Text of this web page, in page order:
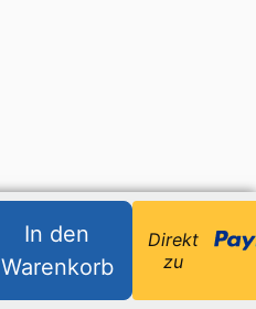
In den
Warenkorb
Direkt
zu